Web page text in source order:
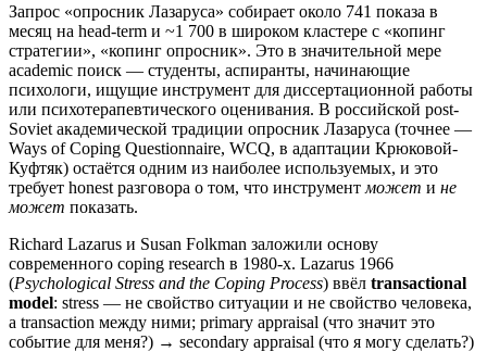
Запрос «опросник Лазаруса» собирает около 741 показа в
месяц на head-term и ~1 700 в широком кластере с «копинг
стратегии», «копинг опросник». Это в значительной мере
academic поиск — студенты, аспиранты, начинающие
психологи, ищущие инструмент для диссертационной работы
или психотерапевтического оценивания. В российской post-
Soviet академической традиции опросник Лазаруса (точнее —
Ways of Coping Questionnaire, WCQ, в адаптации Крюковой-
Куфтяк) остаётся одним из наиболее используемых, и это
требует honest разговора о том, что инструмент может и не
может показать.
Richard Lazarus и Susan Folkman заложили основу
современного coping research в 1980-х. Lazarus 1966
(Psychological Stress and the Coping Process) ввёл transactional
model: stress — не свойство ситуации и не свойство человека,
а transaction между ними; primary appraisal (что значит это
событие для меня?) → secondary appraisal (что я могу сделать?)